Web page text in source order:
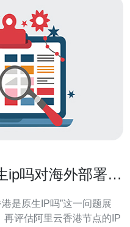
ip吗对海外部署和
是原生IP吗”这一问题展
再评估阿里云香港节点的IP